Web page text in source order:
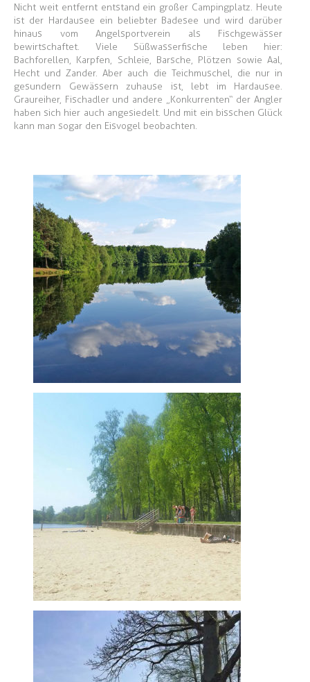
Nicht weit entfernt entstand ein großer Campingplatz. Heute
ist der Hardausee ein beliebter Badesee und wird darüber
hinaus vom Angelsportverein als Fischgewässer
bewirtschaftet. Viele Süßwasserfische leben hier:
Bachforellen, Karpfen, Schleie, Barsche, Plötzen sowie Aal,
Hecht und Zander. Aber auch die Teichmuschel, die nur in
gesundern Gewässern zuhause ist, lebt im Hardausee.
Graureiher, Fischadler und andere „Konkurrenten“ der Angler
haben sich hier auch angesiedelt. Und mit ein bisschen Glück
kann man sogar den Eisvogel beobachten.